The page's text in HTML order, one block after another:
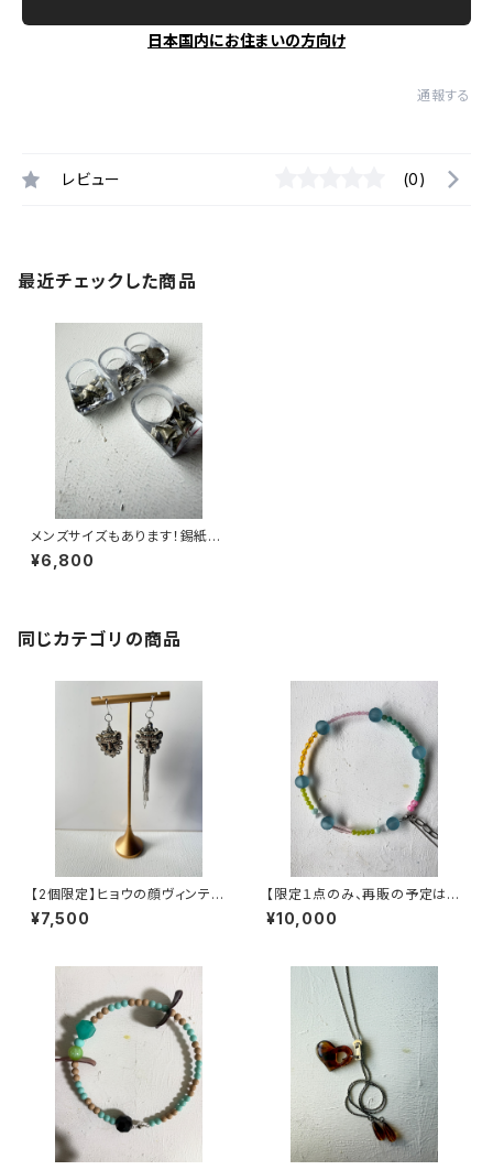
日本国内にお住まいの方向け
通報する
レビュー (0)
最近チェックした商品
メンズサイズもあります！錫紙で
作ったリング【金属アレルギーで
も金属の指輪着けたいんじゃ
¥6,800
同じカテゴリの商品
【2個限定】ヒョウの顔ヴィンテー
ジピアス
¥7,500
【限定１点のみ、再販の予定はあ
りません】ヴィンテージパーツで
作った丸型3wayネックレス【3
¥10,000